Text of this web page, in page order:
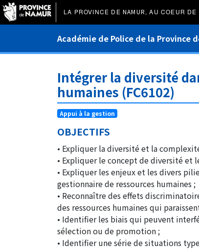
LA PROVINCE DE NAMUR, AU COEUR DE
Académie de Police de la Province
Intégrer la diversité
humaines (FC6102)
Appui à la gestion
OBJECTIFS
• Expliquer la diversité et la
• Expliquer le concept de diversité et
• Expliquer les enjeux et les divers
gestionnaire de ressources humaines ;
• Reconnaître des effets
des ressources humaines qui
• Identifier les biais qui peuvent
sélection ou de promotion ;
• Identifier une série de situations